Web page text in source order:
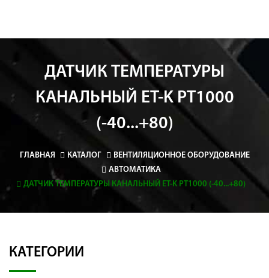
ДАТЧИК ТЕМПЕРАТУРЫ
КАНАЛЬНЫЙ ET-K РТ1000
(-40...+80)
ГЛАВНАЯ КАТАЛОГ
ВЕНТИЛЯЦИОННОЕ ОБОРУДОВАНИЕ
АВТОМАТИКА
ДАТЧИК ТЕМПЕРАТУРЫ КАНАЛЬНЫЙ ET-K РТ1000 (-40...+80)
КАТЕГОРИИ